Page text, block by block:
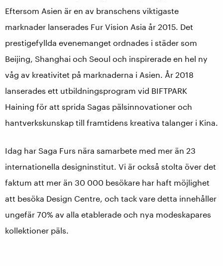
Eftersom Asien är en av branschens viktigaste
marknader lanserades Fur Vision Asia år 2015. Det
prestigefyllda evenemanget ordnades i städer som
Beijing, Shanghai och Seoul och inspirerade en hel ny
våg av kreativitet på marknaderna i Asien. År 2018
lanserades ett utbildningsprogram vid BIFTPARK
Haining för att sprida Sagas pälsinnovationer och
hantverkskunskap till framtidens kreativa talanger i Kina.
Idag har Saga Furs nära samarbete med mer än 23
internationella designinstitut. Vi är också stolta över det
faktum att mer än 30 000 besökare har haft möjlighet
att besöka Design Centre, och tack vare detta innehåller
ungefär 70% av alla etablerade och nya modeskapares
kollektioner päls.